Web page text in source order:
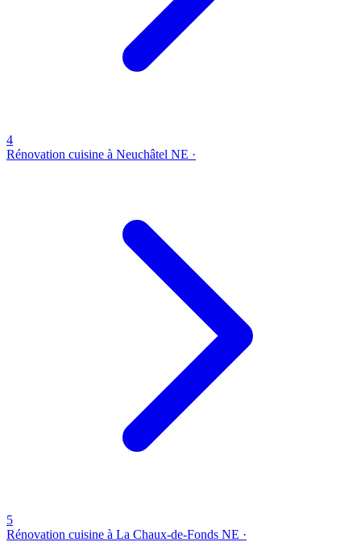
4
Rénovation cuisine à Neuchâtel NE ·
5
Rénovation cuisine à La Chaux-de-Fonds NE ·